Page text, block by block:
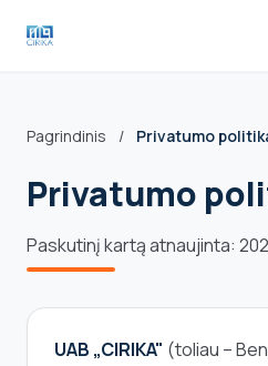
Pagrindinis / Privatumo
Privatumo
Paskutinį kartą atnaujinta:
UAB „CIRIKA" (toliau –